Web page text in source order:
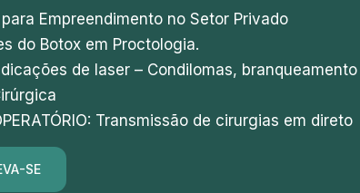
Empreendimento no Setor Privado
do Botox em Proctologia.
de laser – Condilomas,
Transmissão de cirurgias em direto
SE